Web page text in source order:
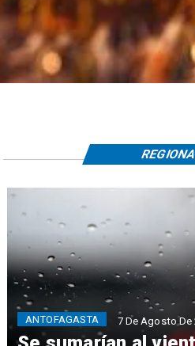
ANTOFAGASTA 7 De Agosto De